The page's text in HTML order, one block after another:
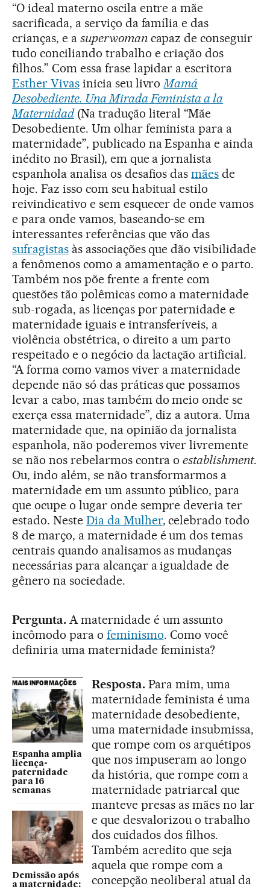
“O ideal materno oscila entre a mãe
sacrificada, a serviço da família e das
crianças, e a superwomancapaz de conseguir
tudo conciliando trabalho e criação dos
filhos.” Com essa frase lapidar a escritora
Esther Vivasinicia seu livroMamá
Desobediente. Una Mirada Feminista a la
Maternidad(Na tradução literal “Mãe
Desobediente. Um olhar feminista para a
maternidade”, publicado na Espanha e ainda
inédito no Brasil), em que a jornalista
espanhola analisa os desafios dasmães de
hoje. Faz isso com seu habitual estilo
reivindicativo e sem esquecer de onde vamos
e para onde vamos, baseando-se em
interessantes referências que vão das
sufragistasàs associações que dão visibilidade
a fenômenos como a amamentação e o parto.
Também nos põe frente a frente com
questões tão polêmicas como a maternidade
sub-rogada, as licenças por paternidade e
maternidade iguais e intransferíveis, a
violência obstétrica, o direito a um parto
respeitado e o negócio da lactação artificial.
“A forma como vamos viver a maternidade
depende não só das práticas que possamos
levar a cabo, mas também do meio onde se
exerça essa maternidade”, diz a autora. Uma
maternidade que, na opinião da jornalista
espanhola, não poderemos viver livremente
se não nos rebelarmos contra oestablishment.
Ou, indo além, se não transformarmos a
maternidade em um assunto público, para
que ocupe o lugar onde sempre deveria ter
estado. Neste Dia da Mulher, celebrado todo
8 de março, a maternidade é um dos temas
centrais quando analisamos as mudanças
necessárias para alcançar a igualdade de
gênero na sociedade.
Pergunta.A maternidade é um assunto
incômodo para o feminismo. Como você
definiria uma maternidade feminista?
MAIS INFORMAÇÕES
Espanha amplia
licença-
paternidade
para 16
semanas
Demissão após
a maternidade:
Resposta.Para mim, uma
maternidade feminista é uma
maternidade desobediente,
uma maternidade insubmissa,
que rompe com os arquétipos
que nos impuseram ao longo
da história, que rompe com a
maternidade patriarcal que
manteve presas as mães no lar
e que desvalorizou o trabalho
dos cuidados dos filhos.
Também acredito que seja
aquela que rompe com a
concepção neoliberal atual da